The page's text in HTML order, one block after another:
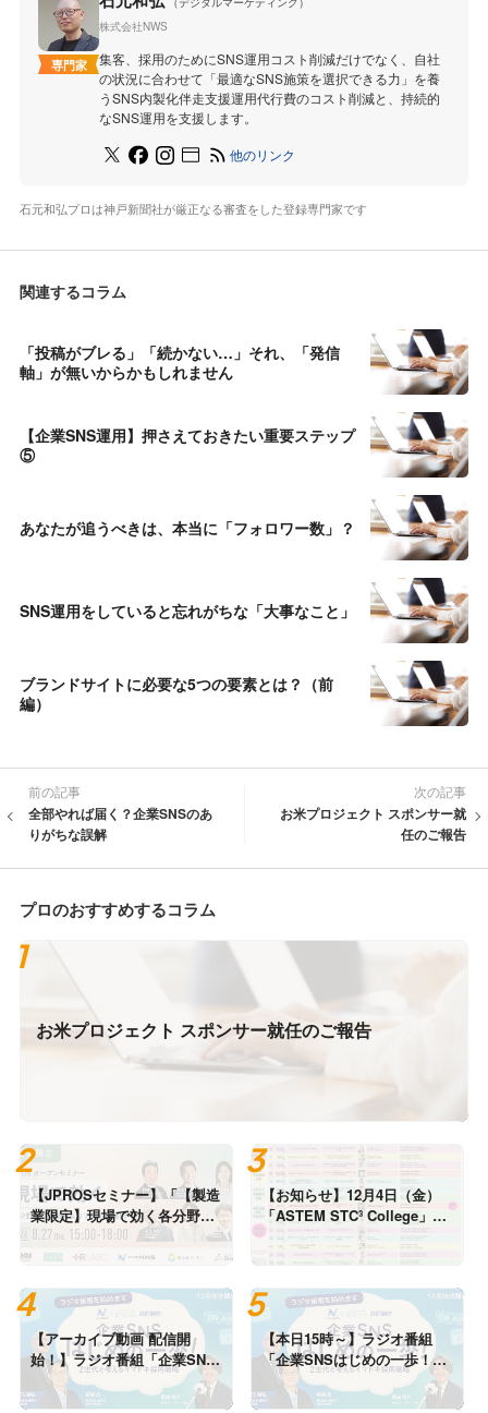
専門家
株式会社NWS
集客、採用のためにSNS運用コスト削減だけでなく、自社
の状況に合わせて「最適なSNS施策を選択できる力」を養
うSNS内製化伴走支援運用代行費のコスト削減と、持続的
なSNS運用を支援します。
他のリンク
石元和弘プロは神戸新聞社が厳正なる審査をした登録専門家です
関連するコラム
「投稿がブレる」「続かない…」それ、「発信
軸」が無いからかもしれません
【企業SNS運用】押さえておきたい重要ステップ
⑤
あなたが追うべきは、本当に「フォロワー数」？
SNS運用をしていると忘れがちな「大事なこと」
ブランドサイトに必要な5つの要素とは？（前
編）
前の記事
全部やれば届く？企業SNSのあ
りがちな誤解
次の記事
お米プロジェクト スポンサー就
任のご報告
プロのおすすめするコラム
お米プロジェクト スポンサー就任のご報告
【JPROSセミナー】「【製造
業限定】現場で効く各分野の
最新知見＆リアル成功事例」
の開催が決定
【お知らせ】12月4日（金）
「ASTEM STC³ College」に
登壇します
【アーカイブ動画 配信開
始！】ラジオ番組「企業SNS
運用はじめの一歩！Z世代と
考えるイマドキ採用戦略」
【本日15時～】ラジオ番組
「企業SNSはじめの一歩！Z
世代と考えるイマドキ採用戦
略」第8回を放送します！